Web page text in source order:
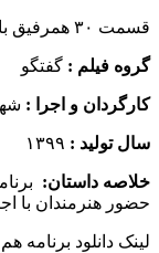
قسمت ۳۰ همرفیق با حضور هانیه توسلی
گروه فیلم : گفتگو
کارگردان و اجرا :
سال تولید :
خلاصه داستان:
حضور هنرمندان با
لینک دانلود برنامه هم رفیق قسمت